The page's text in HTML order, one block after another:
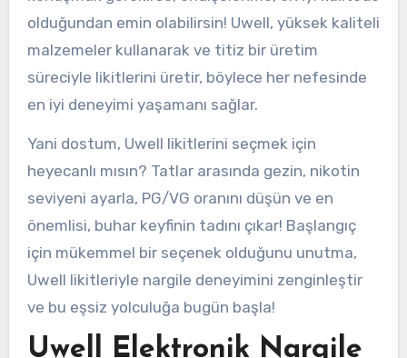
olduğundan emin olabilirsin! Uwell, yüksek kaliteli
malzemeler kullanarak ve titiz bir üretim
süreciyle likitlerini üretir, böylece her nefesinde
en iyi deneyimi yaşamanı sağlar.
Yani dostum, Uwell likitlerini seçmek için
heyecanlı mısın? Tatlar arasında gezin, nikotin
seviyeni ayarla, PG/VG oranını düşün ve en
önemlisi, buhar keyfinin tadını çıkar! Başlangıç ​​
için mükemmel bir seçenek olduğunu unutma,
Uwell likitleriyle nargile deneyimini zenginleştir
ve bu eşsiz yolculuğa bugün başla!
Uwell Elektronik Nargile